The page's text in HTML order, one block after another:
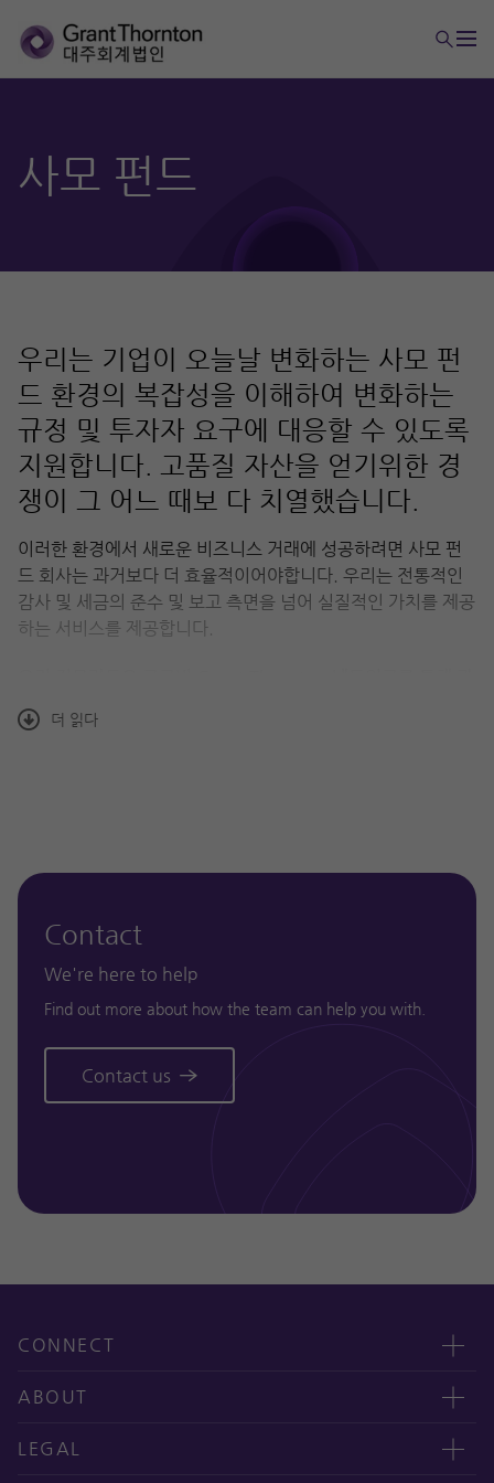
사모 펀드
우리는 기업이 오늘날 변화하는 사모 펀
드 환경의 복잡성을 이해하여 변화하는
규정 및 투자자 요구에 대응할 수 있도록
지원합니다. 고품질 자산을 얻기위한 경
쟁이 그 어느 때보 다 치열했습니다.
이러한 환경에서 새로운 비즈니스 거래에 성공하려면 사모 펀
드 회사는 과거보다 더 효율적이어야합니다. 우리는 전통적인
감사 및 세금의 준수 및 보고 측면을 넘어 실질적인 가치를 제공
하는 서비스를 제공합니다.
범위한 서비스를 제공합니다. 우리는 사모 펀드 하우스를 대행
하고 사모 펀드 지원 회사와 사모 펀드 투자를 추구하는 경영진
보장합니다. 우리는 투자의 전체 수명주기 동안 귀하에게 서비
흐름 및 거래, 가치 창출 및 출구 전략 실행에 이르는 사모 펀드
량을 보유하고 있습니다.
더 읽다
Contact
We're here to help
Find out more about how the team can help you with.
Contact us
CONNECT
Contact us
오시는 길
ABOUT
CEO message
LEGAL